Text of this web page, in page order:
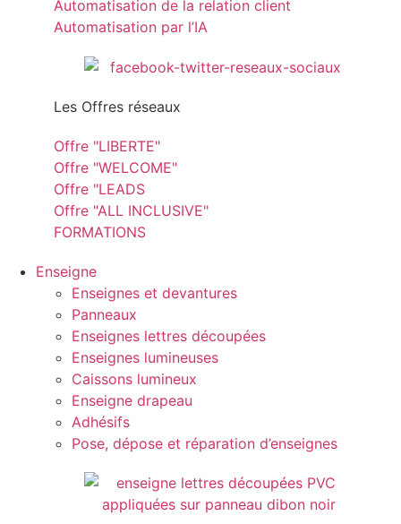
Automatisation de la relation client
Automatisation par l’IA
Les Offres réseaux
Offre "LIBERTE"
Offre "WELCOME"
Offre "LEADS
Offre "ALL INCLUSIVE"
FORMATIONS
Enseigne
Enseignes et devantures
Panneaux
Enseignes lettres découpées
Enseignes lumineuses
Caissons lumineux
Enseigne drapeau
Adhésifs
Pose, dépose et réparation d’enseignes